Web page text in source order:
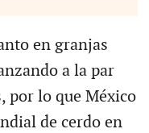
en granjas
a la par
por lo que México
de cerdo en